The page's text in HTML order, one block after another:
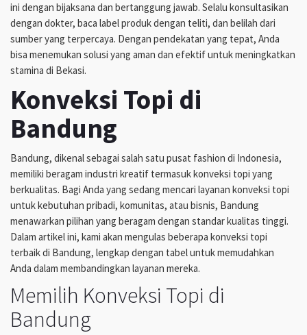
ini dengan bijaksana dan bertanggung jawab. Selalu konsultasikan
dengan dokter, baca label produk dengan teliti, dan belilah dari
sumber yang terpercaya. Dengan pendekatan yang tepat, Anda
bisa menemukan solusi yang aman dan efektif untuk meningkatkan
stamina di Bekasi.
Konveksi Topi di
Bandung
Bandung, dikenal sebagai salah satu pusat fashion di Indonesia,
memiliki beragam industri kreatif termasuk konveksi topi yang
berkualitas. Bagi Anda yang sedang mencari layanan konveksi topi
untuk kebutuhan pribadi, komunitas, atau bisnis, Bandung
menawarkan pilihan yang beragam dengan standar kualitas tinggi.
Dalam artikel ini, kami akan mengulas beberapa konveksi topi
terbaik di Bandung, lengkap dengan tabel untuk memudahkan
Anda dalam membandingkan layanan mereka.
Memilih Konveksi Topi di
Bandung